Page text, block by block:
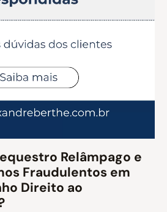
Relâmpago e
Fraudulentos em
Direito ao